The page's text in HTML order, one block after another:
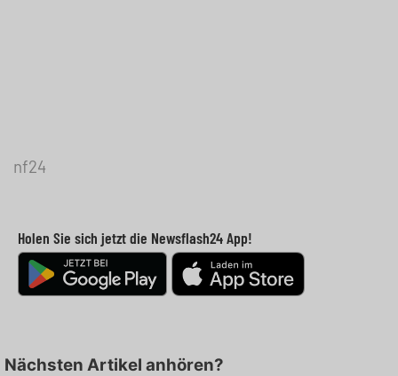
nf24
Holen Sie sich jetzt die Newsflash24 App!
Nächsten Artikel anhören?